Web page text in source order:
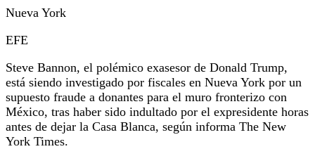
Nueva York
EFE
Steve Bannon, el polémico exasesor de Donald Trump,
está siendo investigado por fiscales en Nueva York por un
supuesto fraude a donantes para el muro fronterizo con
México, tras haber sido indultado por el expresidente horas
antes de dejar la Casa Blanca, según informa The New
York Times.